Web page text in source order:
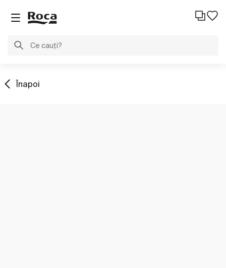
Înapoi